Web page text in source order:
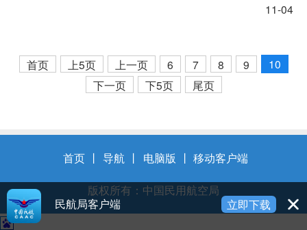
11-04
首页 上5页 上一页 6 7 8 9
10
下一页
下5页 尾页
首页 丨 导航 丨 电脑版 丨 移动客户端
版权所有：中国民用航空局
民航局客户端
立即下载